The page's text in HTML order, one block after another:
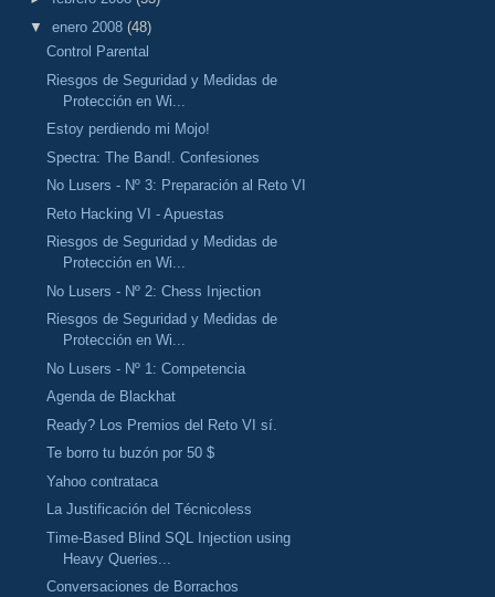
▼ enero 2008 (48)
Control Parental
Riesgos de Seguridad y Medidas de
Protección en Wi...
Estoy perdiendo mi Mojo!
Spectra: The Band!. Confesiones
No Lusers - Nº 3: Preparación al Reto VI
Reto Hacking VI - Apuestas
Riesgos de Seguridad y Medidas de
Protección en Wi...
No Lusers - Nº 2: Chess Injection
Riesgos de Seguridad y Medidas de
Protección en Wi...
No Lusers - Nº 1: Competencia
Agenda de Blackhat
Ready? Los Premios del Reto VI sí.
Te borro tu buzón por 50 $
Yahoo contrataca
La Justificación del Técnicoless
Time-Based Blind SQL Injection using
Heavy Queries...
Conversaciones de Borrachos